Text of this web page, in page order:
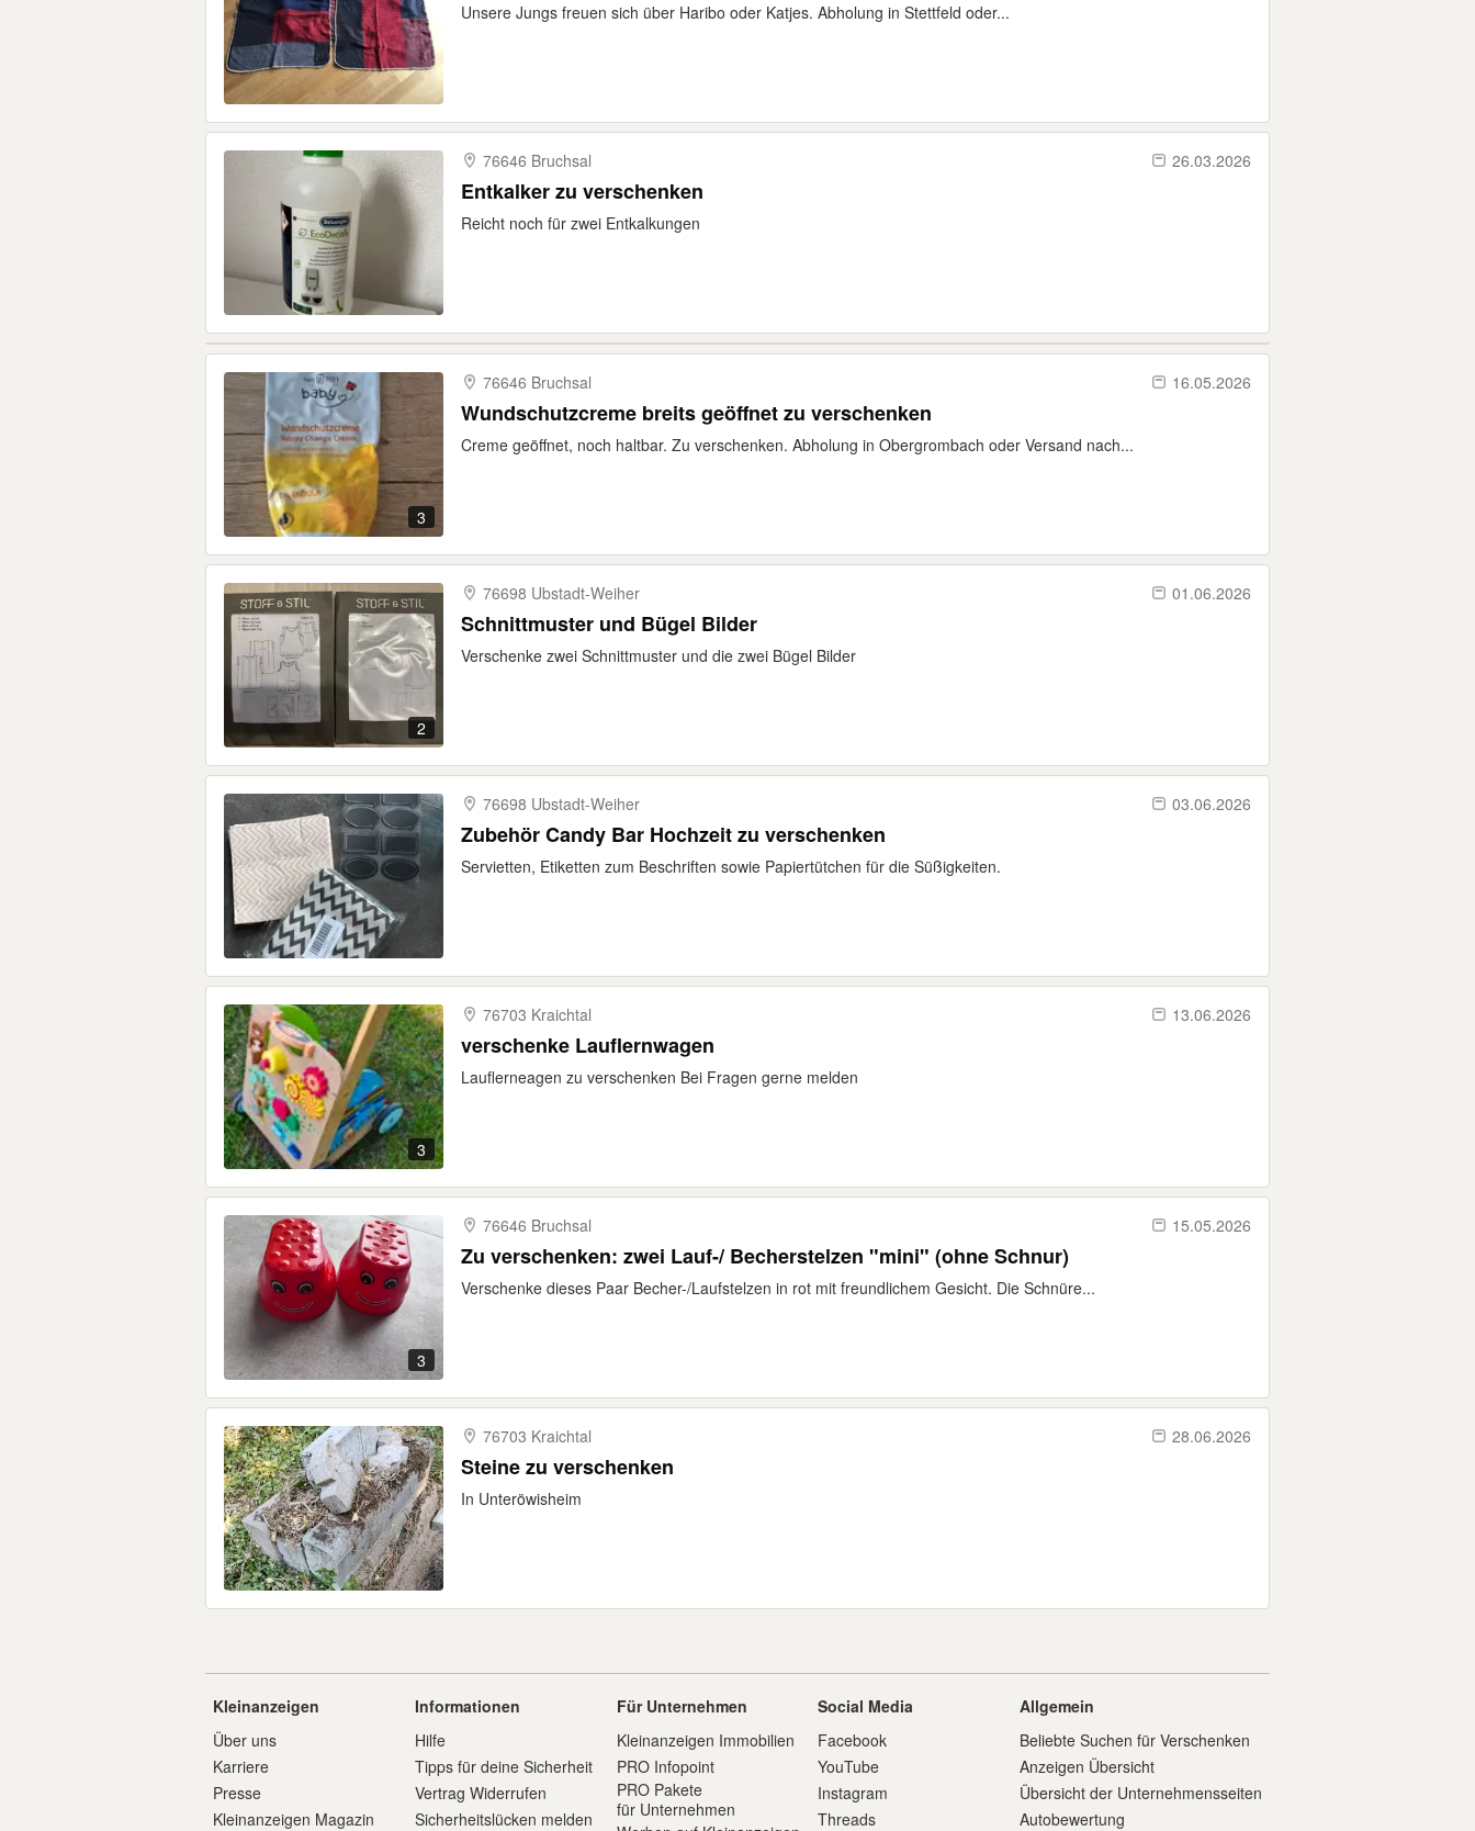
Unsere Jungs freuen sich über Haribo oder Katjes. Abholung in Stettfeld oder...
76646 Bruchsal 26.03.2026
Entkalker zu verschenken
Reicht noch für zwei Entkalkungen
3
76646 Bruchsal 16.05.2026
Wundschutzcreme breits geöffnet zu verschenken
Creme geöffnet, noch haltbar. Zu verschenken. Abholung in Obergrombach oder Versand nach...
2
76698 Ubstadt-​Weiher 01.06.2026
Schnittmuster und Bügel Bilder
Verschenke zwei Schnittmuster und die zwei Bügel Bilder
76698 Ubstadt-​Weiher 03.06.2026
Zubehör Candy Bar Hochzeit zu verschenken
Servietten, Etiketten zum Beschriften sowie Papiertütchen für die Süßigkeiten.
3
76703 Kraichtal 13.06.2026
verschenke Lauflernwagen
Lauflerneagen zu verschenken Bei Fragen gerne melden
3
76646 Bruchsal 15.05.2026
Zu verschenken: zwei Lauf-/ Becherstelzen "mini" (ohne Schnur)
Verschenke dieses Paar Becher-/Laufstelzen in rot mit freundlichem Gesicht. Die Schnüre...
76703 Kraichtal 28.06.2026
Steine zu verschenken
In Unteröwisheim
Kleinanzeigen
Über uns
Karriere
Presse
Kleinanzeigen Magazin
Informationen
Hilfe
Tipps für deine Sicherheit
Vertrag Widerrufen
Sicherheitslücken melden
Für Unternehmen
Kleinanzeigen Immobilien
PRO Infopoint
PRO Pakete
für Unternehmen
Social Media
Facebook
YouTube
Instagram
Threads
Allgemein
Beliebte Suchen für Verschenken
Anzeigen Übersicht
Übersicht der Unternehmensseiten
Autobewertung